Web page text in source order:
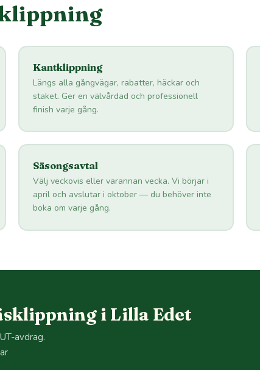
Kantklippning
Längs alla gångvägar, rabatter, häckar och
staket. Ger en välvårdad och professionell
finish varje gång.
Säsongsavtal
Välj veckovis eller varannan vecka. Vi börjar i
april och avslutar i oktober — du behöver inte
boka om varje gång.
i Lilla Edet
avdrag.